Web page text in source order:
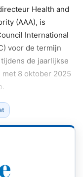
Health and
(AAA), is
International
voor de termijn
de jaarlijkse
8 oktober 2025